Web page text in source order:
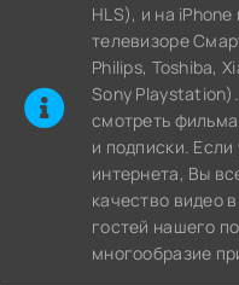
HLS), и на
телевизоре
Philips, Toshiba,
Sony
cмотреть
и подписки.
интернета, Вы
качество видео
гостей нашего
многообразие